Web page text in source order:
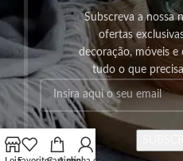
Subscreva a nossa
ofertas
decoração, móveis
tudo o que